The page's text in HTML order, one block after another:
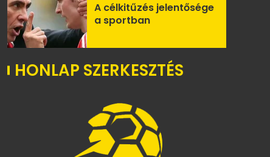
A célkitűzés jelentősége
a sportban
HONLAP SZERKESZTÉS